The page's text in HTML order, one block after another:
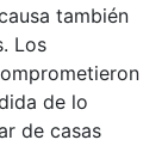
también
Los
de lo
de casas